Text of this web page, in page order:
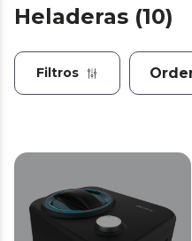
Heladeras (10)
Filtros